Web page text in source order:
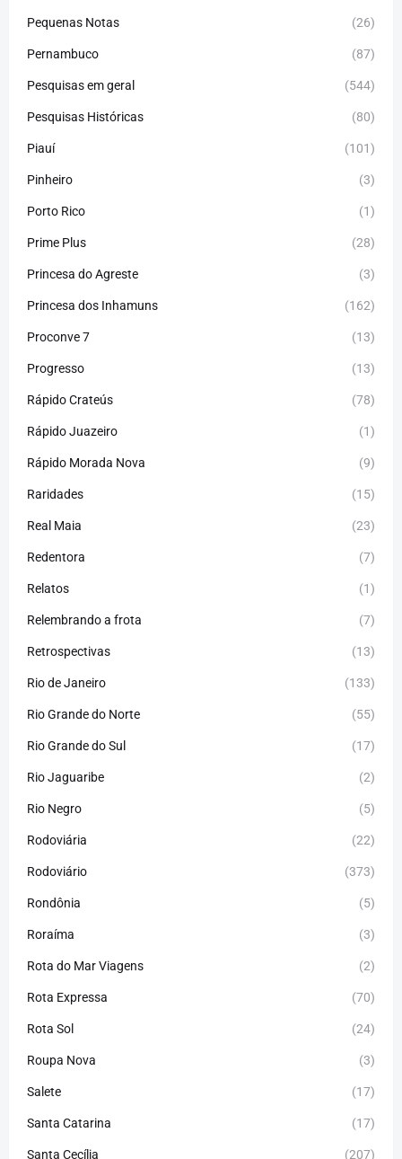
Pequenas Notas (26)
Pernambuco (87)
Pesquisas em geral (544)
Pesquisas Históricas (80)
Piauí (101)
Pinheiro (3)
Porto Rico (1)
Prime Plus (28)
Princesa do Agreste (3)
Princesa dos Inhamuns (162)
Proconve 7 (13)
Progresso (13)
Rápido Crateús (78)
Rápido Juazeiro (1)
Rápido Morada Nova (9)
Raridades (15)
Real Maia (23)
Redentora (7)
Relatos (1)
Relembrando a frota (7)
Retrospectivas (13)
Rio de Janeiro (133)
Rio Grande do Norte (55)
Rio Grande do Sul (17)
Rio Jaguaribe (2)
Rio Negro (5)
Rodoviária (22)
Rodoviário (373)
Rondônia (5)
Roraíma (3)
Rota do Mar Viagens (2)
Rota Expressa (70)
Rota Sol (24)
Roupa Nova (3)
Salete (17)
Santa Catarina (17)
Santa Cecília (207)